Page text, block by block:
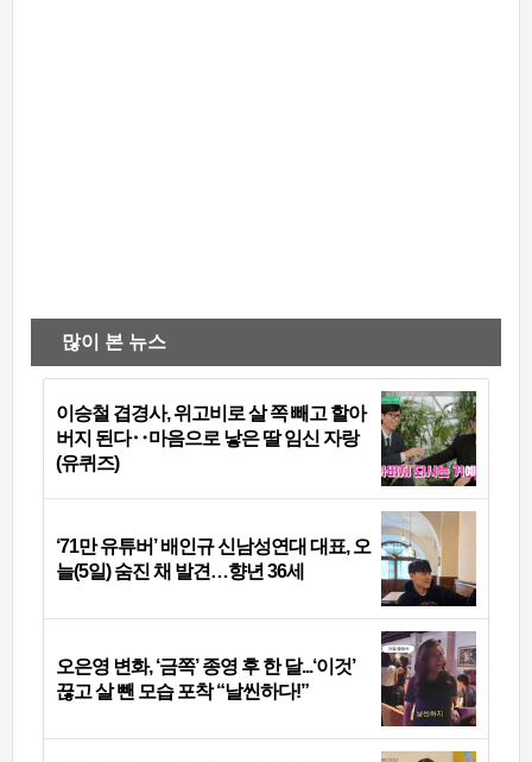
많이 본 뉴스
이승철 겹경사, 위고비로 살 쪽 빼고 할아
버지 된다‥마음으로 낳은 딸 임신 자랑
(유퀴즈)
‘71만 유튜버’ 배인규 신남성연대 대표, 오
늘(5일) 숨진 채 발견…향년 36세
오은영 변화, ‘금쪽’ 종영 후 한 달...‘이것’
끊고 살 뺀 모습 포착 “날씬하다!”